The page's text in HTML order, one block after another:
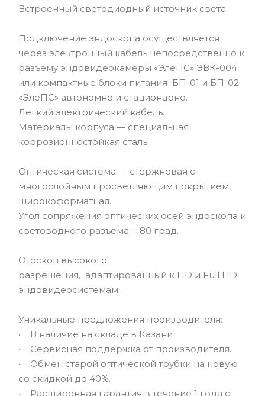
Встроенный светодиодный источник света.
Подключение эндоскопа осуществляется
через электронный кабель непосредственно к
разъему эндовидеокамеры «ЭлеПС» ЭВК-004
или компактные блоки питания БП-01 и БП-02
«ЭлеПС» автономно и стационарно.
Легкий электрический кабель.
Материалы корпуса — специальная
коррозионностойкая сталь.
Оптическая система — стержневая с
многослойным просветляющим покрытием,
широкоформатная.
Угол сопряжения оптических осей эндоскопа и
световодного разъема - 80 град.
Отоскоп высокого
разрешения, адаптированный к HD и Full HD
эндовидеосистемам.
Уникальные предложения производителя:
• В наличие на складе в Казани
• Сервисная поддержка от производителя.
• Обмен старой оптической трубки на новую
со скидкой до 40%.
• Расширенная гарантия в течение 1 года с